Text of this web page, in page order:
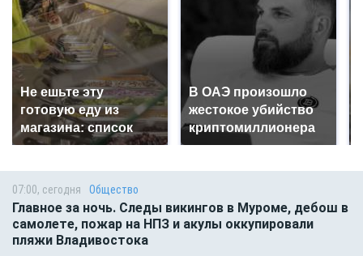
Не ешьте эту
готовую еду из
магазина: список
В ОАЭ произошло
жестокое убийство
криптомиллионера
07:00, сегодня Общество
Главное за ночь. Следы викингов в Муроме, дебош в
самолете, пожар на НПЗ и акулы оккупировали
пляжи Владивостока